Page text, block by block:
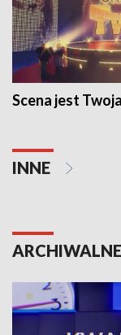
Scena jest Twoja
INNE
ARCHIWALNE